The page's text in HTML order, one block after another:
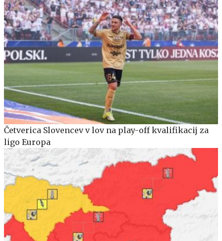
Četverica Slovencev v lov na play-off kvalifikacij za
ligo Europa